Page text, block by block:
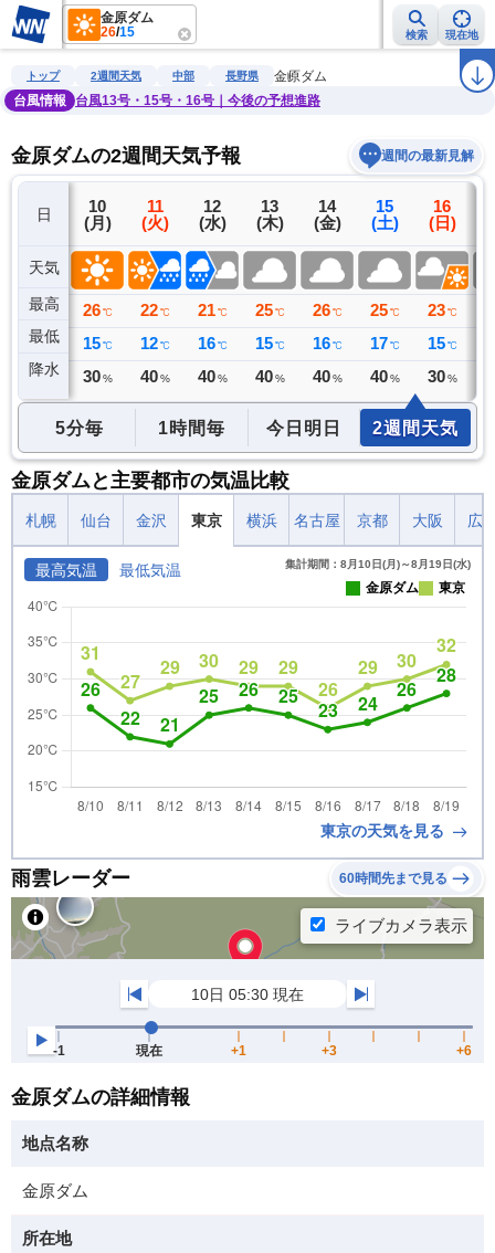
金原ダム
26/15 検索 現在地
雨雲レーダー 台風情報 地震情報 警報・注意報 ラ
トップ 2週間天気 中部 長野県
金原ダム
台風情報
台風13号・15号・16号｜今後の予想進路
金原ダムの2週間天気予報 週間の最新見解
日
天気
最高
最低
降水
9
(日)
25 ℃
16 ℃
0 ミリ
10
(月)
26 ℃
15 ℃
30 %
11
(火)
22 ℃
12 ℃
40 %
12
(水)
21 ℃
16 ℃
40 %
13
(木)
25 ℃
15 ℃
40 %
14
(金)
26 ℃
16 ℃
40 %
15
(土)
25 ℃
17 ℃
40 %
16
(日)
23 ℃
15 ℃
30 %
5分毎 1時間毎 今日明日 2週間天気
金原ダムと主要都市の気温比較
札幌 仙台 金沢 東京 横浜 名古屋 京都 大阪 広
最高気温 最低気温 集計期間：8月10日(月)～8月19日(水)
金原ダム 東京
東京の天気を見る
雨雲レーダー 60時間先まで見る
金原ダムの詳細情報
地点名称
金原ダム
所在地